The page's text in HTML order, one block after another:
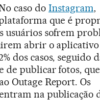
caso do Instagram,
que é
usuários sofrem
abrir o
dos casos, seguido
de publicar fotos,
Outage Report. Os
na publicação